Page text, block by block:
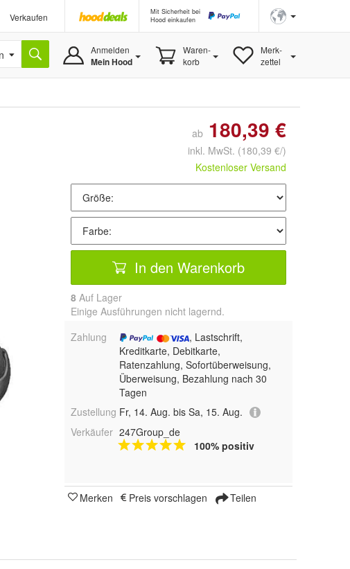
Verkaufen
Mit Sicherheit bei
Hood einkaufen
Anmelden
Mein Hood
Waren-
korb
Merk-
zettel
ab 180,39 €
inkl. MwSt. (180,39 €/)
Kostenloser Versand
In den Warenkorb
8 Auf Lager
Einige Ausführungen nicht lagernd.
Zahlung
, Lastschrift,
Kreditkarte, Debitkarte,
Ratenzahlung, Sofortüberweisung,
Überweisung, Bezahlung nach 30
Tagen
Zustellung Fr, 14. Aug. bis Sa, 15. Aug.
Verkäufer 247Group_de
100% positiv
Merken Preis vorschlagen Teilen